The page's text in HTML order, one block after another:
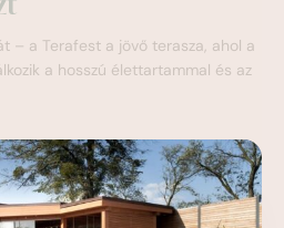
– a Terafest a jövő terasza, ahol a
a hosszú élettartammal és az